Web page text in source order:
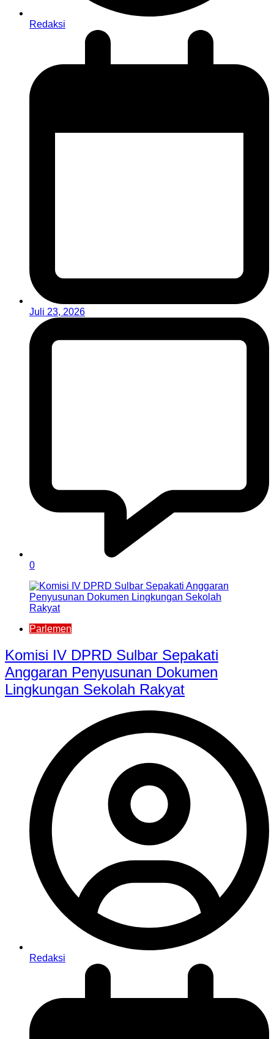
Redaksi
Juli 23, 2026
0
Parlemen
Komisi IV DPRD Sulbar Sepakati
Anggaran Penyusunan Dokumen
Lingkungan Sekolah Rakyat
Redaksi